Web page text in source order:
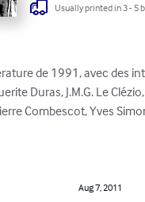
Usually printed in 3 - 5
de 1991, avec des
Duras, J.M.G. Le
Combescot, Yves
Aug 7, 2011